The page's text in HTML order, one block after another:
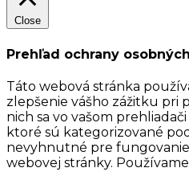
Close
Prehľad ochrany
Táto webová stránka
zlepšenie vášho zážitku pri
nich sa vo vašom
ktoré sú kategorizované
nevyhnutné pre
webovej stránky.